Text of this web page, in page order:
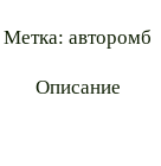
Метка: авторомб
Описание